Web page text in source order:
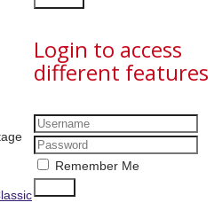
Login to access
different features
Remember Me